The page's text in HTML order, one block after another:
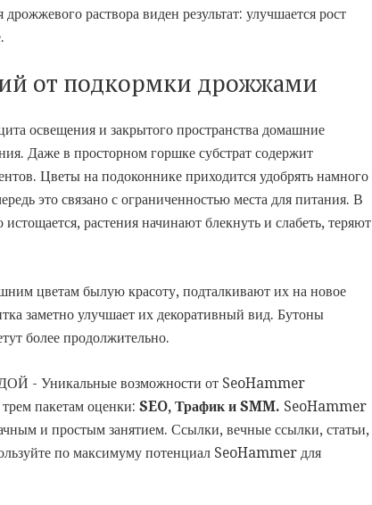
раствора виден результат: улучшается рост
от подкормки дрожжами
освещения и закрытого пространства домашние
Даже в просторном горшке субстрат содержит
Цветы на подоконнике приходится удобрять намного
это связано с ограниченностью места для питания. В
растения начинают блекнуть и слабеть, теряют
цветам былую красоту, подталкивают их на новое
заметно улучшает их декоративный вид. Бутоны
более продолжительно.
- Уникальные возможности от SeoHammer
трем пакетам оценки:SEO, Трафик и SMM. SeoHammer
и простым занятием. Ссылки, вечные ссылки, статьи,
по максимуму потенциал SeoHammer для